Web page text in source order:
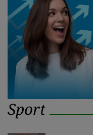
Sport